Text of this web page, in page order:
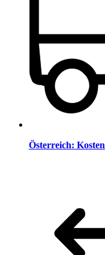
Österreich: